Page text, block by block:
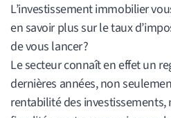
L’investissement immobilier
en savoir plus sur le taux
de vous lancer ?
Le secteur connaît en effet un
dernières années, non
rentabilité des